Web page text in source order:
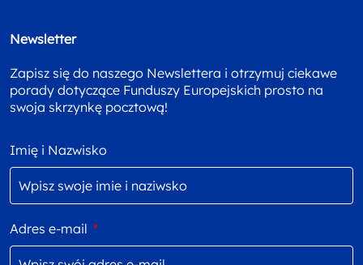
Newsletter
Zapisz się do naszego Newslettera i otrzymuj ciekawe
porady dotyczące Funduszy Europejskich prosto na
swoja skrzynkę pocztową!
Imię i Nazwisko
Adres e-mail *